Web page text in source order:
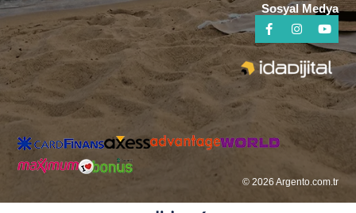
Sosyal Medya
© 2026 Argento.com.tr